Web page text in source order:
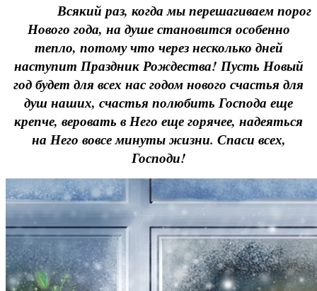
Всякий раз, когда мы перешагиваем порог
Нового года, на душе становится особенно
тепло, потому что через несколько дней
наступит Праздник Рождества! Пусть Новый
год будет для всех нас годом нового счастья для
душ наших, счастья полюбить Господа еще
крепче, веровать в Него еще горячее, надеяться
на Него вовсе минуты жизни. Спаси всех,
Господи!